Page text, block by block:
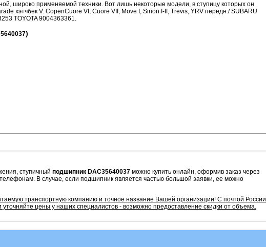
широко применяемой техники. Вот лишь некоторые модели, в ступицу которых он
хэтчбек V. CopenCuore VI, Cuore VII, Move I, Sirion I-II, Trevis, YRV передн./ SUBARU
TOYOTA 9004363361.
)
ступичный подшипник DAC35640037 можно купить онлайн, оформив заказ через
В случае, если подшипник является частью большой заявки, ее можно
транспортную компанию и точное название Вашей организации! С почтой России
цены у наших специалистов - возможно предоставление скидки от объема.